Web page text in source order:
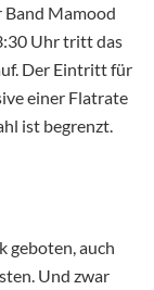
Mamood
Uhr tritt das
Der Eintritt für
einer Flatrate
ist begrenzt.
geboten, auch
Und zwar